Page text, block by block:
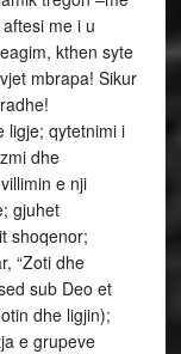
me i u
kthen syte
mbrapa! Sikur
ligje; qytetnimi i
dhe
e nji
gjuhet
shoqenor;
“Zoti dhe
sub Deo et
dhe ligjin);
e grupeve